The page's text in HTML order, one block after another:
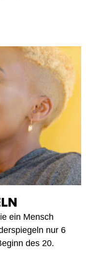
ein Mensch
nur 6
des 20.